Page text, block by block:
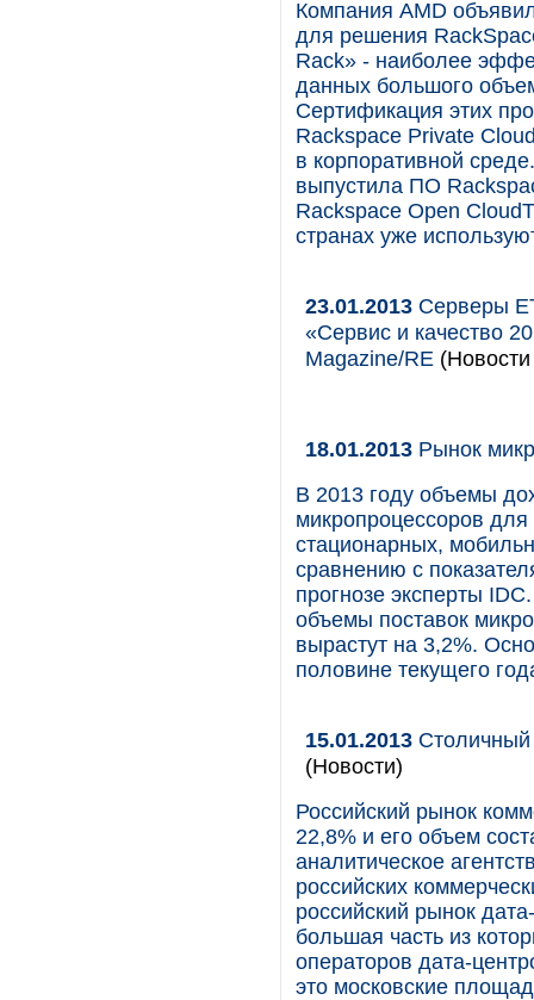
Компания AMD
для решения
Rack» - наиболее
данных большого
Сертификация этих
Rackspace Private
в корпоративной
выпустила ПО
Rackspace Open
странах уже
23.01.2013 Серверы
«Сервис и качество
Magazine/RE (Новости
18.01.2013 Рынок
В 2013 году объемы
микропроцессоров
стационарных,
сравнению с
прогнозе эксперты
объемы поставок
вырастут на 3,2%.
половине текущего
15.01.2013 Столичный
(Новости)
Российский рынок
22,8% и его объем
аналитическое
российских
российский рынок
большая часть из
операторов дата-
это московские